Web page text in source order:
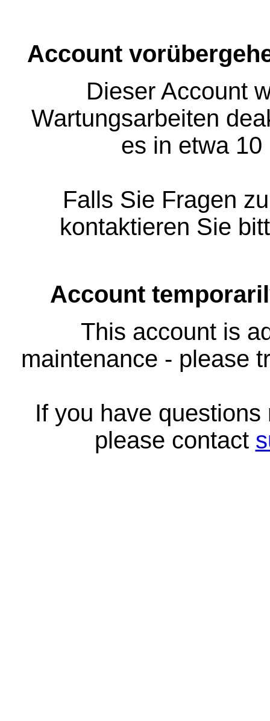
Account
Dieser Account
Wartungsarbeiten
es in etwa
Falls Sie Fragen
kontaktieren Sie
Account
This account is
maintenance - please
If you have
please contact